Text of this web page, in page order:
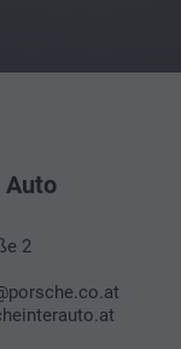
Auto
2